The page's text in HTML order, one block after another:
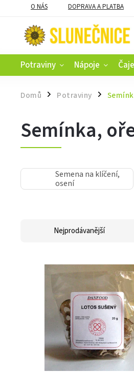
O NÁS DOPRAVA A PLATBA
Potraviny Nápoje
Domů / Potraviny /
Semínka,
Semena na klíčení,
osení
Nejprodávanější